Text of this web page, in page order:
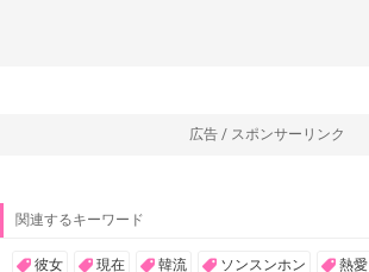
広告 / スポンサーリンク
関連するキーワード
彼女 現在 韓流 ソンスンホン 熱愛